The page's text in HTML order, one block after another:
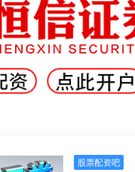
股票配资吧